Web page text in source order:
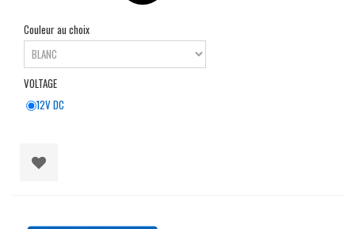
Couleur au choix
VOLTAGE
12V DC